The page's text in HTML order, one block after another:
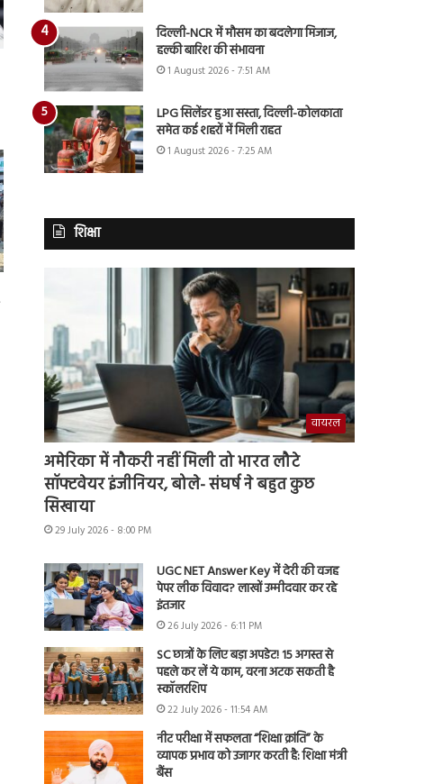
दिल्ली-NCR में मौसम का बदलेगा मिजाज,
हल्की बारिश की संभावना
1 August 2026 - 7:51 AM
LPG सिलेंडर हुआ सस्ता, दिल्ली-कोलकाता
समेत कई शहरों में मिली राहत
1 August 2026 - 7:25 AM
शिक्षा
वायरल
अमेरिका में नौकरी नहीं मिली तो भारत लौटे
सॉफ्टवेयर इंजीनियर, बोले- संघर्ष ने बहुत कुछ
सिखाया
29 July 2026 - 8:00 PM
UGC NET Answer Key में देरी की वजह
पेपर लीक विवाद? लाखों उम्मीदवार कर रहे
इंतजार
26 July 2026 - 6:11 PM
SC छात्रों के लिए बड़ा अपडेट! 15 अगस्त से
पहले कर लें ये काम, वरना अटक सकती है
स्कॉलरशिप
22 July 2026 - 11:54 AM
नीट परीक्षा में सफलता “शिक्षा क्रांति” के
व्यापक प्रभाव को उजागर करती है: शिक्षा मंत्री
बैंस